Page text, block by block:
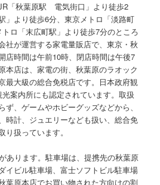
「秋葉原駅 電気街口」より徒歩2
」より徒歩6分、東京メトロ「淡路町
ロ「末広町駅」より徒歩7分のところ
社が運営する家電量販店で、東京・秋
店時間は午前10時、閉店時間は午後7
本店は、家電の街、秋葉原のラオック
最大級の総合免税店です。日本政府観
案内所にも認定されています。取扱
、ゲームやホビーグッズなどから、
時計、ジュエリーなども扱い、総合免
扱っています。
あります。駐車場は、提携先の秋葉原
イビル駐車場、富士ソフトビル駐車場
葉原本店でお買い物された方向けの割